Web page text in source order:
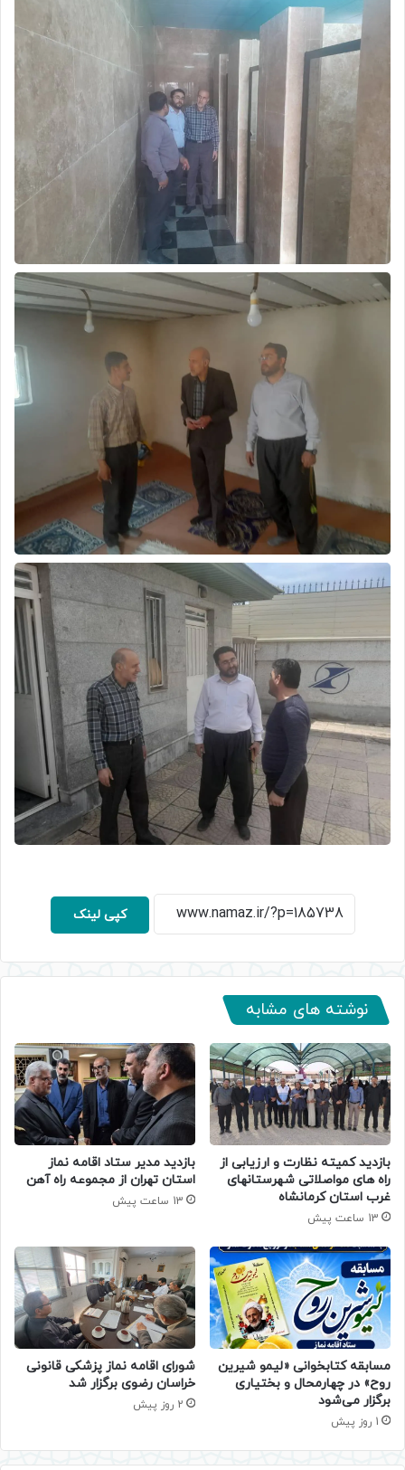
کپی لینک
نوشته های مشابه
بازدید کمیته نظارت و ارزیابی از
راه های مواصلاتی شهرستانهای
غرب استان کرمانشاه
13 ساعت پیش
بازدید مدیر ستاد اقامه نماز
استان تهران از مجموعه راه آهن
13 ساعت پیش
مسابقه کتابخوانی «لیمو شیرین
روح» در چهارمحال و بختیاری
برگزار می‌شود
1 روز پیش
شورای اقامه نماز پزشکی قانونی
خراسان رضوی برگزار شد
2 روز پیش